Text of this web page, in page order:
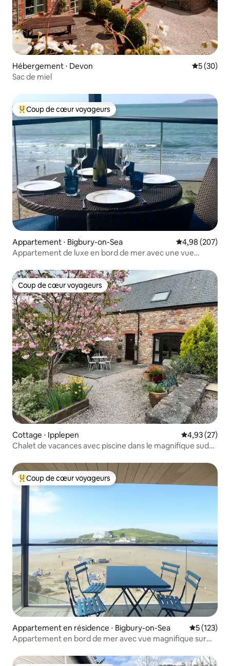
Hébergement ⋅ Devon
5 (30)
Sac de miel
Coups de cœur voyageurs les plus appréciés
Coup de cœur voyageurs
Appartement ⋅ Bigbury-on-Sea Évaluation
4,98 (207)
Appartement de luxe en bord de mer avec une vue
Coup de cœur voyageurs
Coup de cœur voyageurs
Cottage ⋅ Ipplepen Évaluation
4,93 (27)
Chalet de vacances avec piscine dans le magnifique sud
Coups de cœur voyageurs les plus appréciés
Coup de cœur voyageurs
Appartement en résidence ⋅ Bigbury-on-Sea Évaluation
5 (123)
Appartement en bord de mer avec vue magnifique sur